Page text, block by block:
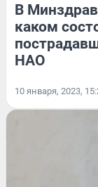
В
каком
НАО
10 января, 2023,